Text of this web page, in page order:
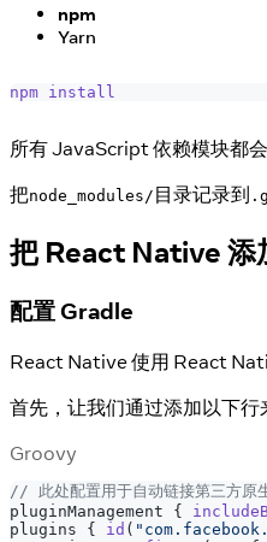
npm
Yarn
npm install
所有 JavaScript 依赖模块都
把node_modules/ 目录记录到
把 React Native 添
配置 Gradle
React Native 使用 React
首先，让我们通过添加以下行
Groovy
// 此处配置用于自动链接第三
pluginManagement {
plugins { id (